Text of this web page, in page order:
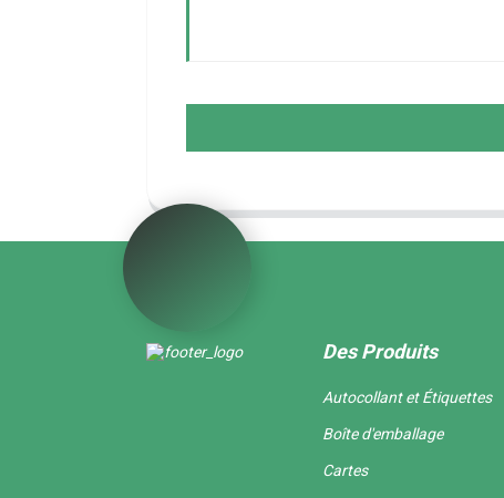
Des Produits
Autocollant et Étiquettes
Boîte d'emballage
Cartes